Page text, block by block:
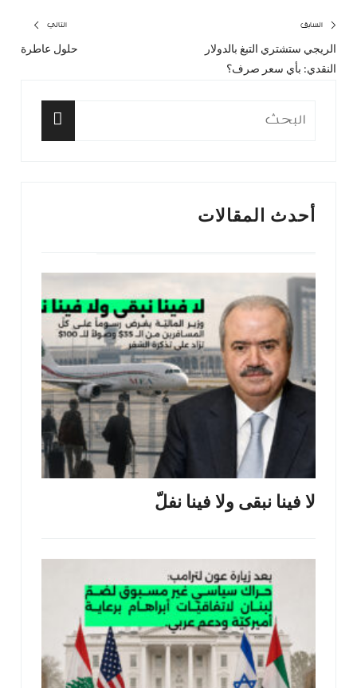
تصفّح
المقالات
السابق
المقال
الريجي ستشتري التبغ بالدولار
النقدي: بأي سعر صرف؟
التالي
حلول عاطرة
البحث
أحدث المقالات
لا فينا نبقى ولا فينا نفلّ